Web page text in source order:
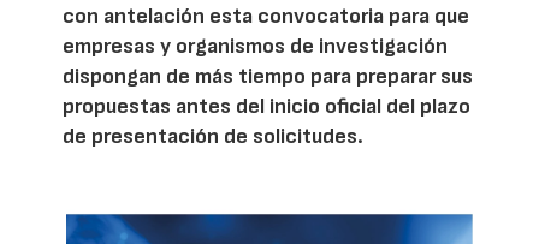
con antelación esta convocatoria para que
empresas y organismos de investigación
dispongan de más tiempo para preparar sus
propuestas antes del inicio oficial del plazo
de presentación de solicitudes.